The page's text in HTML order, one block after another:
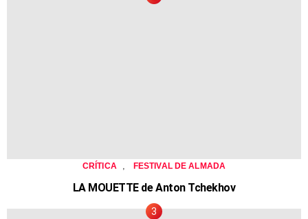
CRÍTICA FESTIVAL DE ALMADA
LA MOUETTE de Anton Tchekhov